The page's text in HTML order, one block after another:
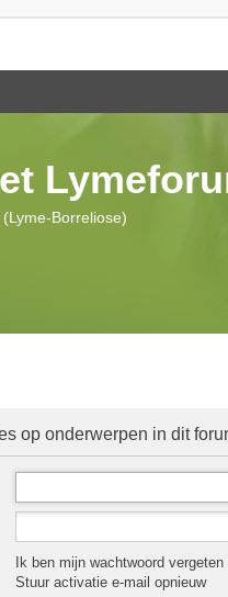
Borreliose)
op onderwerpen in dit
Ik ben mijn wachtwoord vergeten
Stuur activatie e-mail opnieuw